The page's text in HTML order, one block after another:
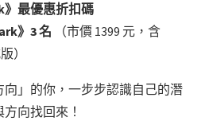
》最優惠折扣碼
》3 名 （市價 1399 元，含
）
」的你，一步步認識自己的潛
向找回來！